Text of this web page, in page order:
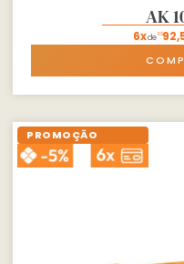
AK
6xdeR$
PROMOÇÃO